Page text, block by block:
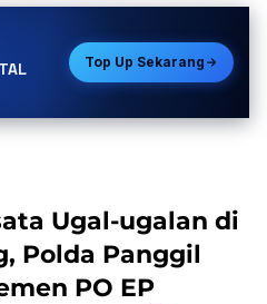
Top Up Sekarang
Ugal-ugalan di
Polda Panggil
PO EP